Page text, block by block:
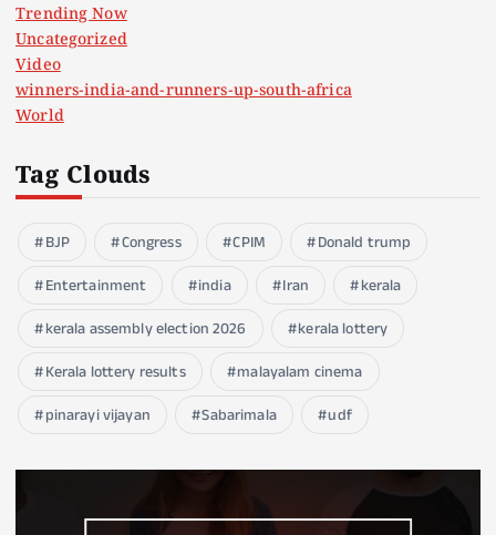
Trending Now
Uncategorized
Video
winners-india-and-runners-up-south-africa
World
Tag Clouds
BJP Congress CPIM
Donald trump
Entertainment
india Iran
kerala
kerala assembly election 2026
kerala lottery
Kerala lottery results
malayalam cinema
pinarayi vijayan
Sabarimala udf